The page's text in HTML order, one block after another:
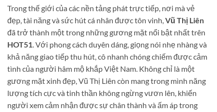
Trong thế giới của các nền tảng phát trực tiếp, nơi mà vẻ
đẹp, tài năng và sức hút cá nhân được tôn vinh,Vũ Thị Liên
đã trở thành một trong những gương mặt nổi bật nhất trên
HOT51. Với phong cách duyên dáng, giọng nói nhẹ nhàng và
khả năng giao tiếp thu hút, cô nhanh chóng chiếm được cảm
tình của người hâm mộ khắp Việt Nam. Không chỉ là một
gương mặt xinh đẹp, Vũ Thị Liên còn mang trong mình năng
lượng tích cực và tinh thần không ngừng vươn lên, khiến
người xem cảm nhận được sự chân thành và ấm áp trong